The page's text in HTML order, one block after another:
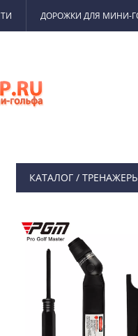
ДОРОЖКИ ДЛЯ МИНИ-
КАТАЛОГ/